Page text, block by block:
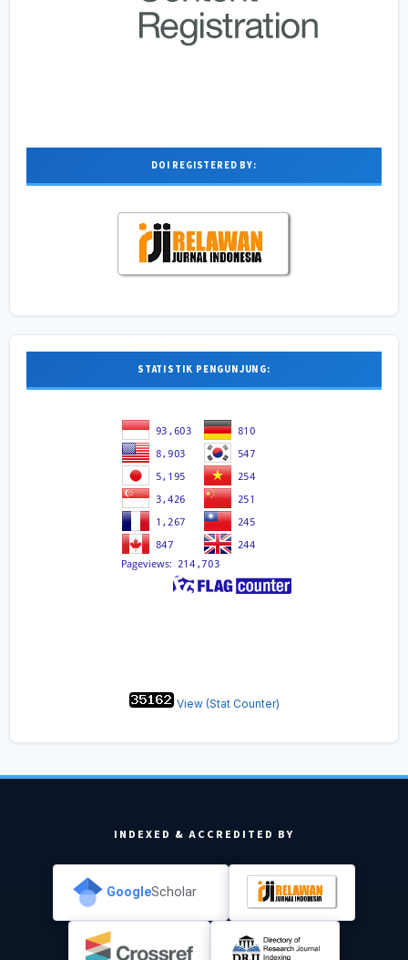
DOI REGISTERED BY:
STATISTIK PENGUNJUNG:
View (Stat Counter)
INDEXED & ACCREDITED BY